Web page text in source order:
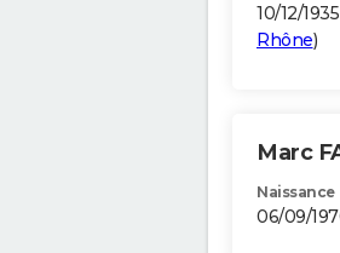
10/12/
Rhône)
Marc
Naissance
06/09/